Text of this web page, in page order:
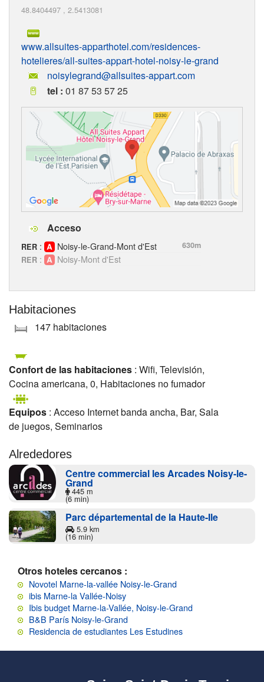
48.8404497 , 2.5413081
www.allsuites-apparthotel.com/residences-
hotelieres/all-suites-appart-hotel-noisy-le-grand
noisylegrand@allsuites-appart.com
tel : 01 87 53 57 25
Acceso
RER : Noisy-le-Grand-Mont d'Est
630m
RER : Noisy-Mont d'Est
Habitaciones
147 habitaciones
Confort de las habitaciones : Wifi, Televisión,
Cocina americana, 0, Habitaciones no fumador
Equipos : Acceso Internet banda ancha, Bar, Sala
de juegos, Seminarios
Alrededores
Centre commercial les Arcades Noisy-le-
Grand
445 m
(6 min)
Parc départemental de la Haute-Ile
5.9 km
(16 min)
Otros hoteles cercanos :
Novotel Marne-la-vallée Noisy-le-Grand
ibis Marne-la Vallée-Noisy
Ibis budget Marne-la-Vallée, Noisy-le-Grand
B&B París Noisy-le-Grand
Residencia de estudiantes Les Estudines